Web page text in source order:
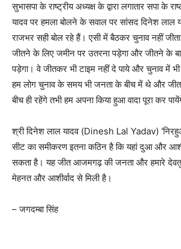
सुभासपा के राष्ट्रीय अध्यक्ष के द्वारा लगातार सपा के
यादव पर हमला बोलने के सवाल पर सांसद दिनेश लाल
राजभर सही बोल रहे हैं। एसी में बैठकर चुनाव नहीं
जीतने के लिए जमीन पर उतरना पड़ेगा और जीतने के
पड़ेगा। वे जीतकर भी टाइम नहीं दे पाये और चुनाव में
हम लोग चुनाव के समय भी जनता के बीच में थे और
बीच ही रहेंगे तभी हम अपना किया हुआ वादा पूरा कर
श्री दिनेश लाल यादव (Dinesh Lal Yadav)
सीट का समीकरण इतना कठिन है कि यहां दुआ और
सकता है। यह जीत आजमगढ़ की जनता और हमारे
मेहनत और आशीर्वाद से मिली है।
– जगदम्बा सिंह